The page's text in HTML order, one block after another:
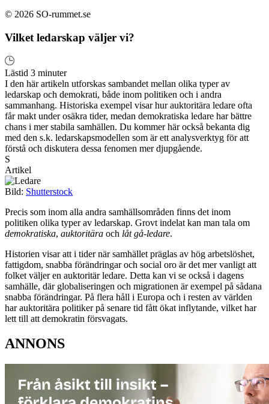
© 2026 SO-rummet.se
Vilket ledarskap väljer vi?
Lästid 3 minuter
I den här artikeln utforskas sambandet mellan olika typer av
ledarskap och demokrati, både inom politiken och i andra
sammanhang. Historiska exempel visar hur auktoritära ledare ofta
får makt under osäkra tider, medan demokratiska ledare har bättre
chans i mer stabila samhällen. Du kommer här också bekanta dig
med den s.k. ledarskapsmodellen som är ett analysverktyg för att
förstå och diskutera dessa fenomen mer djupgående.
S
Artikel
Bild: Shutterstock
Precis som inom alla andra samhällsområden finns det inom
politiken olika typer av ledarskap. Grovt indelat kan man tala om
demokratiska, auktoritära och låt gå-ledare.
Historien visar att i tider när samhället präglas av hög arbetslöshet,
fattigdom, snabba förändringar och social oro är det mer vanligt att
folket väljer en auktoritär ledare. Detta kan vi se också i dagens
samhälle, där globaliseringen och migrationen är exempel på sådana
snabba förändringar. På flera håll i Europa och i resten av världen
har auktoritära politiker på senare tid fått ökat inflytande, vilket har
lett till att demokratin försvagats.
ANNONS